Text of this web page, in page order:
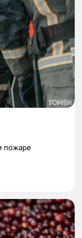
пожаре